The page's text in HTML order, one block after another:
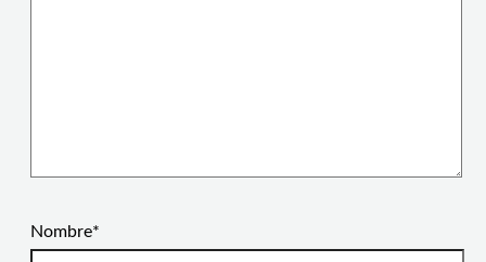
Nombre*